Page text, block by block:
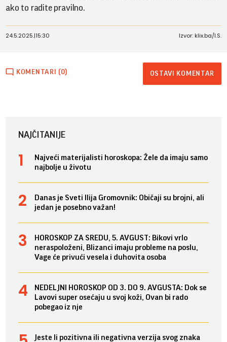
ako to radite pravilno.
24.5.2025.|15:30 Izvor: klix.ba/I.S.
KOMENTARI (0) OSTAVI KOMENTAR
NAJČITANIJE
Najveći materijalisti horoskopa: Žele da imaju samo
najbolje u životu
Danas je Sveti Ilija Gromovnik: Običaji su brojni, ali
jedan je posebno važan!
HOROSKOP ZA SREDU, 5. AVGUST: Bikovi vrlo
neraspoloženi, Blizanci imaju probleme na poslu,
Vage će privući vesela i duhovita osoba
NEDELJNI HOROSKOP OD 3. DO 9. AVGUSTA: Dok se
Lavovi super osećaju u svoj koži, Ovan bi rado
pobegao iz nje
Jeste li pozitivna ili negativna verzija svog znaka